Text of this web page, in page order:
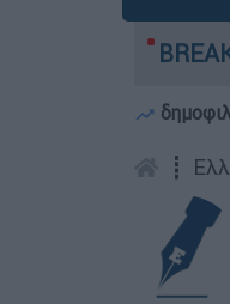
που έχασε τη
┋